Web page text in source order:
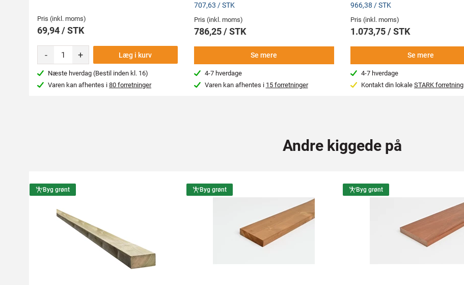
Pris (inkl. moms)
69,94 / STK
- + Læg i kurv
Næste hverdag (Bestil inden kl. 16)
Varen kan afhentes i80 forretninger
707,63 / STK
Pris (inkl. moms)
786,25 / STK
Se mere
4-7 hverdage
Varen kan afhentes i 15 forretninger
966,38 / STK
Pris (inkl. moms)
1.073,75 / STK
Se mere
4-7 hverdage
Kontakt din lokale STARK forretning
Andre kiggede på
Byg grønt Byg grønt Byg grønt